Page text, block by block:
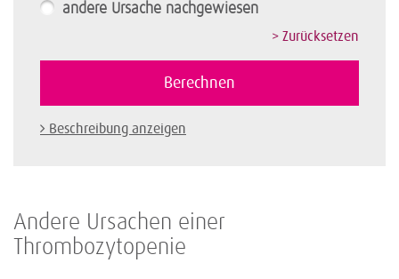
andere Ursache nachgewiesen
Beschreibung anzeigen
Andere Ursachen einer
Thrombozytopenie